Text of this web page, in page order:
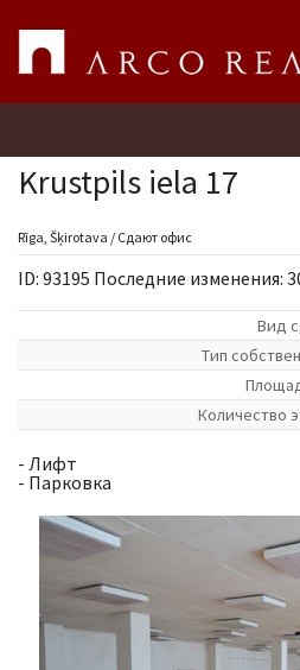
Поиск
Предприятие
Услуги
Kонтакты
Krustpils iela 17
Rīga, Šķirotava / Сдают офис
ID: 93195 Последние изменения:
Вид
Tип
Количество
- Лифт
- Парковка